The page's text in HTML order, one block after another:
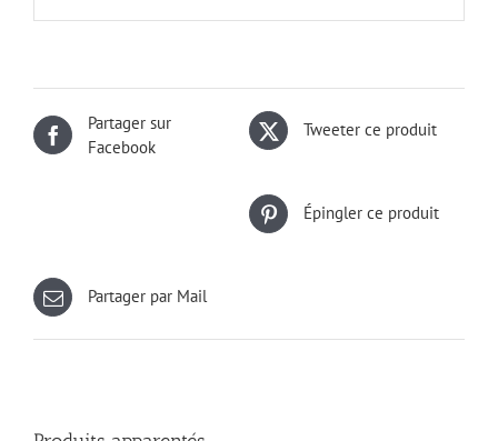
Partager sur
Facebook
Tweeter ce produit
Épingler ce produit
Partager par Mail